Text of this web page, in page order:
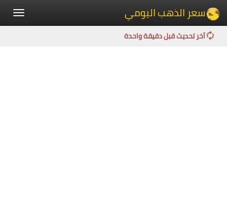
Toggle سعر الذهب اليومي
آخر تحديث قبل دقيقة واحدة